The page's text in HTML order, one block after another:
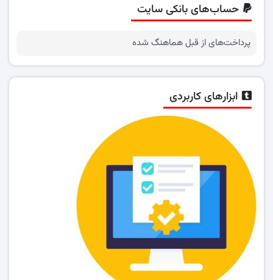
حساب‌های بانکی سایت
پرداخت‌های از قبل هماهنگ شده
ابزارهای کاربردی